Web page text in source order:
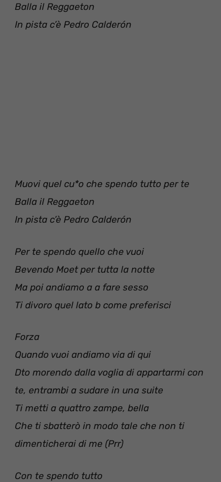
Balla il Reggaeton
In pista c’è Pedro Calderón
Muovi quel cu*o che spendo tutto per te
Balla il Reggaeton
In pista c’è Pedro Calderón
Per te spendo quello che vuoi
Bevendo Moet per tutta la notte
Ma poi andiamo a a fare sesso
Ti divoro quel lato b come preferisci
Forza
Quando vuoi andiamo via di qui
Dto morendo dalla voglia di appartarmi con
te, entrambi a sudare in una suite
Ti metti a quattro zampe, bella
Che ti sbatterò in modo tale che non ti
dimenticherai di me (Prr)
Con te spendo tutto